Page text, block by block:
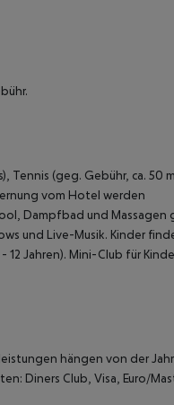
(geg. Gebühr, ca. 50
vom Hotel werden
Dampfbad und Massagen
und Live-Musik. Kinder
Jahren). Mini-Club für
hängen von der
Diners Club, Visa, Euro/